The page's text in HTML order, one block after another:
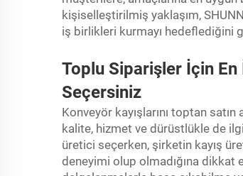
kişiselleştirilmiş yaklaşım,
iş birlikleri kurmayı hedeflediğini
Toplu Siparişler İçin En
Seçersiniz
Konveyör kayışlarını toptan
kalite, hizmet ve dürüstlükle de
üretici seçerken, şirketin kayış
deneyimi olup olmadığına dikkat